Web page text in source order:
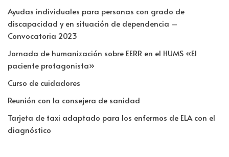
Ayudas individuales para personas con grado de
discapacidad y en situación de dependencia –
Convocatoria 2023
Jornada de humanización sobre EERR en el HUMS «El
paciente protagonista»
Curso de cuidadores
Reunión con la consejera de sanidad
Tarjeta de taxi adaptado para los enfermos de ELA con el
diagnóstico